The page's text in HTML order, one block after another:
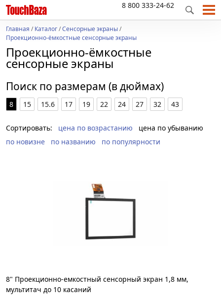
8 800 333-24-62
Главная /Каталог/Сенсорные экраны/
Проекционно-ёмкостные сенсорные экраны
Проекционно-ёмкостные
сенсорные экраны
Поиск по размерам (в дюймах)
8 15 15.6 17 19 22 24 27 32 43
Сортировать: цена по возрастанию
цена по убыванию
по новизне
по названию по популярности
8" Проекционно-емкостный сенсорный экран 1,8 мм,
мультитач до 10 касаний